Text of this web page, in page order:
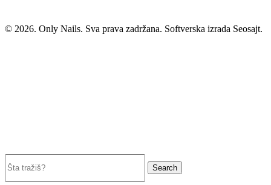
© 2026. Only Nails. Sva prava zadržana. Softverska izrada Seosajt.
Search